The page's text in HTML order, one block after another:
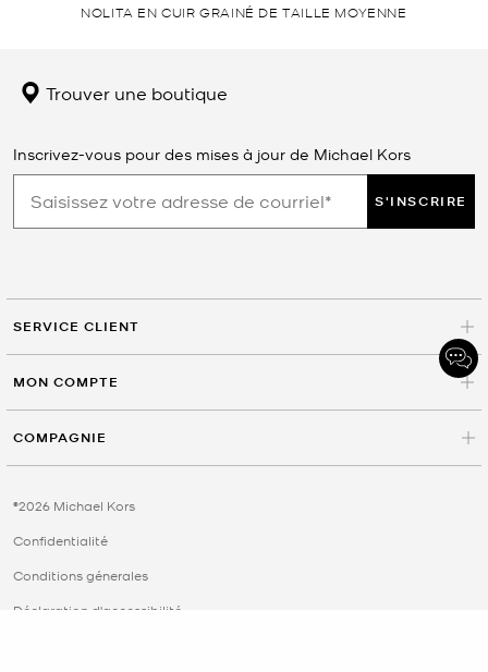
NOLITA EN CUIR GRAINÉ DE TAILLE MOYENNE
Trouver une boutique
Inscrivez-vous pour des mises à jour de Michael Kors
S'INSCRIRE
SERVICE CLIENT
MON COMPTE
COMPAGNIE
©2026 Michael Kors
Confidentialité
Conditions génerales
Déclaration d'accessibilité